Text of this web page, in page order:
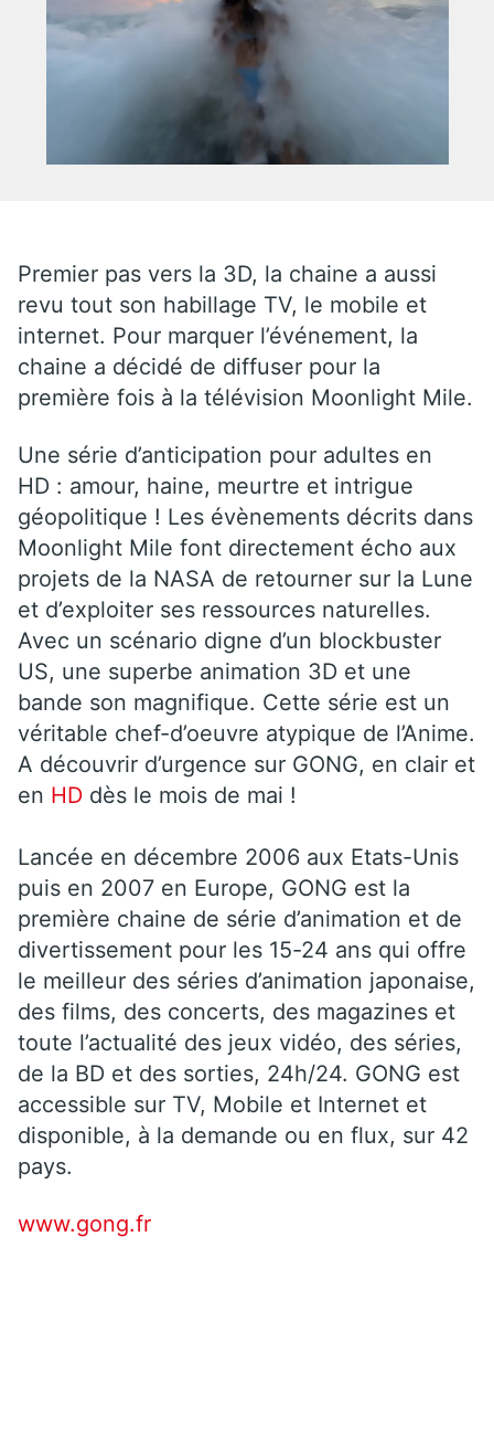
Premier pas vers la 3D, la chaine a aussi
revu tout son habillage TV, le mobile et
internet. Pour marquer l’événement, la
chaine a décidé de diffuser pour la
première fois à la télévision Moonlight Mile.
Une série d’anticipation pour adultes en
HD : amour, haine, meurtre et intrigue
géopolitique ! Les évènements décrits dans
Moonlight Mile font directement écho aux
projets de la NASA de retourner sur la Lune
et d’exploiter ses ressources naturelles.
Avec un scénario digne d’un blockbuster
US, une superbe animation 3D et une
bande son magnifique. Cette série est un
véritable chef-d’oeuvre atypique de l’Anime.
A découvrir d’urgence sur GONG, en clair et
en HD dès le mois de mai !
Lancée en décembre 2006 aux Etats-Unis
puis en 2007 en Europe, GONG est la
première chaine de série d’animation et de
divertissement pour les 15-24 ans qui offre
le meilleur des séries d’animation japonaise,
des films, des concerts, des magazines et
toute l’actualité des jeux vidéo, des séries,
de la BD et des sorties, 24h/24. GONG est
accessible sur TV, Mobile et Internet et
disponible, à la demande ou en flux, sur 42
pays.
www.gong.fr